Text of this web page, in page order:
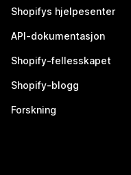
Shopifys hjelpesenter
API-dokumentasjon
Shopify-fellesskapet
Shopify-blogg
Forskning